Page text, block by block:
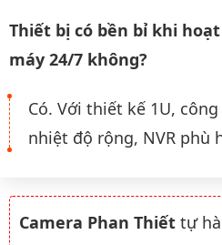
Thiết bị có bền bỉ khi
máy 24/7 không?
Có. Với thiết kế 1U,
nhiệt độ rộng, NVR phù
Camera Phan Thiết tự